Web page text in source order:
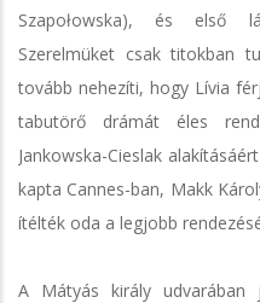
Szapołowska), és első
Szerelmüket csak titokban
tovább nehezíti, hogy Lívia
tabutörő drámát éles
Jankowska-Cieslak
kapta Cannes-ban, Makk
ítélték oda a legjobb
A Mátyás király